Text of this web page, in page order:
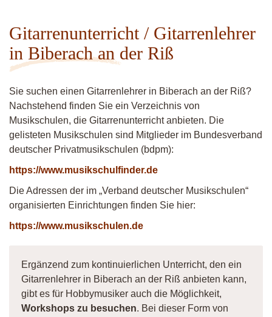
Gitarrenunterricht / Gitarrenlehrer
in Biberach an der Riß
Sie suchen einen Gitarrenlehrer in Biberach an der Riß?
Nachstehend finden Sie ein Verzeichnis von
Musikschulen, die Gitarrenunterricht anbieten. Die
gelisteten Musikschulen sind Mitglieder im Bundesverband
deutscher Privatmusikschulen (bdpm):
https://www.musikschulfinder.de
Die Adressen der im „Verband deutscher Musikschulen“
organisierten Einrichtungen finden Sie hier:
https://www.musikschulen.de
Ergänzend zum kontinuierlichen Unterricht, den ein
Gitarrenlehrer in Biberach an der Riß anbieten kann,
gibt es für Hobbymusiker auch die Möglichkeit,
Workshops zu besuchen. Bei dieser Form von